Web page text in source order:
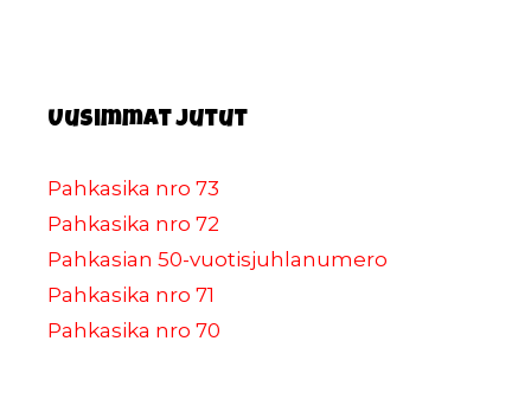
Uusimmat jutut
Pahkasika nro 73
Pahkasika nro 72
Pahkasian 50-vuotisjuhlanumero
Pahkasika nro 71
Pahkasika nro 70